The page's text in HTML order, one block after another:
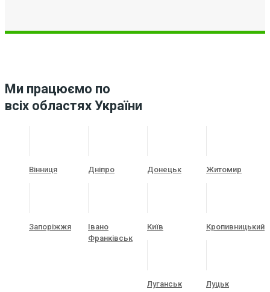
Ми працюємо по
всіх областях України
Вінниця Дніпро Донецьк Житомир
Запоріжжя
Івано
Франківськ
Київ Кропивницький
Луганськ Луцьк